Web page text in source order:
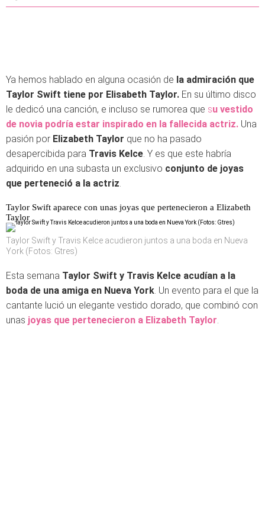
Ya hemos hablado en alguna ocasión de la admiración que
Taylor Swift tiene por Elisabeth Taylor. En su último disco
le dedicó una canción, e incluso se rumorea que su vestido
de novia podría estar inspirado en la fallecida actriz. Una
pasión por Elizabeth Taylor que no ha pasado
desapercibida para Travis Kelce. Y es que este habría
adquirido en una subasta un exclusivo conjunto de joyas
que perteneció a la actriz.
Taylor Swift aparece con unas joyas que pertenecieron a Elizabeth
Taylor
Taylor Swift y Travis Kelce acudieron juntos a una boda en Nueva
York (Fotos: Gtres)
Esta semana Taylor Swift y Travis Kelce acudían a la
boda de una amiga en Nueva York. Un evento para el que la
cantante lució un elegante vestido dorado, que combinó con
unas joyas que pertenecieron a Elizabeth Taylor.